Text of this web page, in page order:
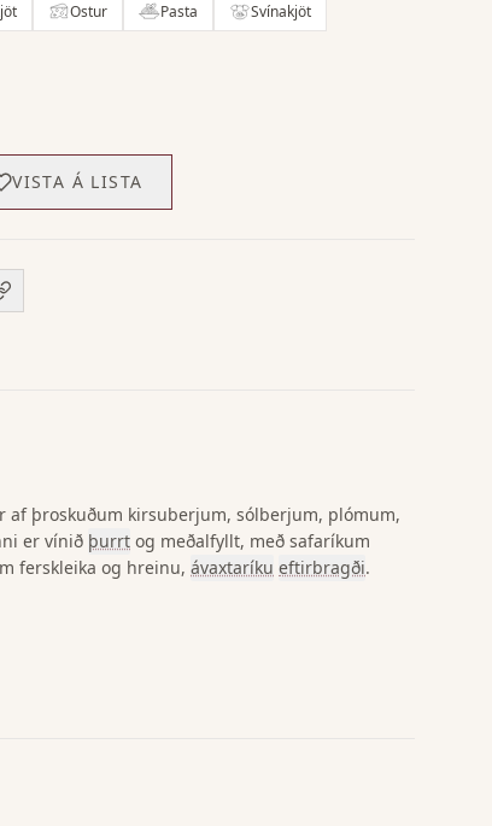
Ostur Pasta Svínakjöt
VISTA Á LISTA
þroskuðum kirsuberjum, sólberjum, plómum,
er vínið þurrt og meðalfyllt, með safaríkum
ferskleika og hreinu, ávaxtaríku eftirbragði.